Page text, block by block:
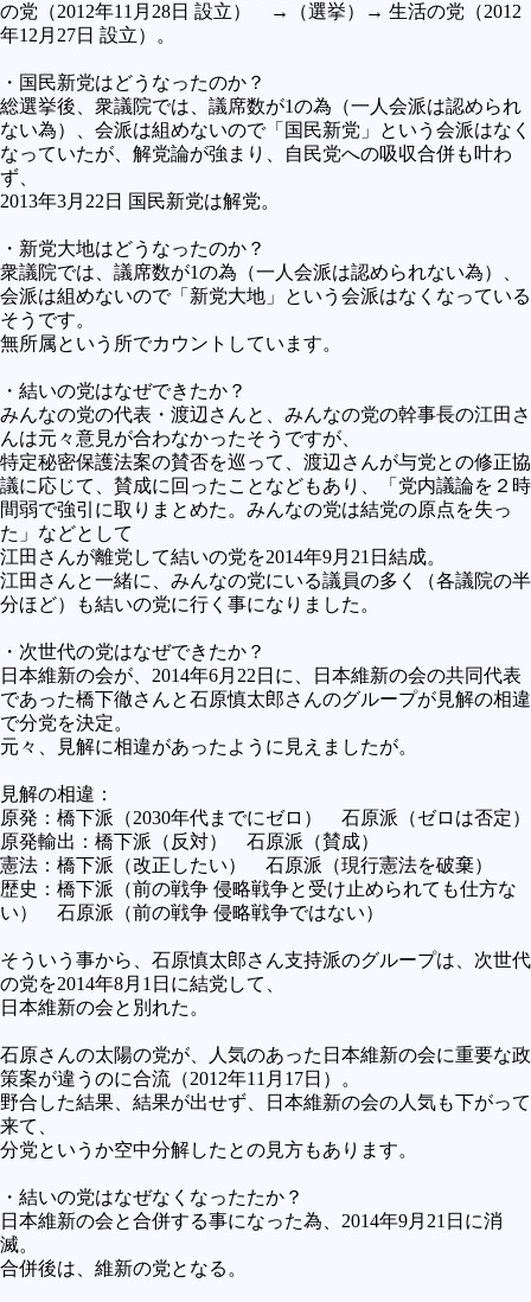
の党（2012年11月28日 設立） →（選挙）→ 生活の党（2012
年12月27日 設立）。
・国民新党はどうなったのか？
総選挙後、衆議院では、議席数が1の為（一人会派は認められ
ない為）、会派は組めないので「国民新党」という会派はなく
なっていたが、解党論が強まり、自民党への吸収合併も叶わ
ず、
2013年3月22日 国民新党は解党。
・新党大地はどうなったのか？
衆議院では、議席数が1の為（一人会派は認められない為）、
会派は組めないので「新党大地」という会派はなくなっている
そうです。
無所属という所でカウントしています。
・結いの党はなぜできたか？
みんなの党の代表・渡辺さんと、みんなの党の幹事長の江田さ
んは元々意見が合わなかったそうですが、
特定秘密保護法案の賛否を巡って、渡辺さんが与党との修正協
議に応じて、賛成に回ったことなどもあり、「党内議論を２時
間弱で強引に取りまとめた。みんなの党は結党の原点を失っ
た」などとして
江田さんが離党して結いの党を2014年9月21日結成。
江田さんと一緒に、みんなの党にいる議員の多く（各議院の半
分ほど）も結いの党に行く事になりました。
・次世代の党はなぜできたか？
日本維新の会が、2014年6月22日に、日本維新の会の共同代表
であった橋下徹さんと石原慎太郎さんのグループが見解の相違
で分党を決定。
元々、見解に相違があったように見えましたが。
見解の相違：
原発：橋下派（2030年代までにゼロ） 石原派（ゼロは否定）
原発輸出：橋下派（反対） 石原派（賛成）
憲法：橋下派（改正したい） 石原派（現行憲法を破棄）
歴史：橋下派（前の戦争 侵略戦争と受け止められても仕方な
い） 石原派（前の戦争 侵略戦争ではない）
そういう事から、石原慎太郎さん支持派のグループは、次世代
の党を2014年8月1日に結党して、
日本維新の会と別れた。
石原さんの太陽の党が、人気のあった日本維新の会に重要な政
策案が違うのに合流（2012年11月17日）。
野合した結果、結果が出せず、日本維新の会の人気も下がって
来て、
分党というか空中分解したとの見方もあります。
・結いの党はなぜなくなったたか？
日本維新の会と合併する事になった為、2014年9月21日に消
滅。
合併後は、維新の党となる。